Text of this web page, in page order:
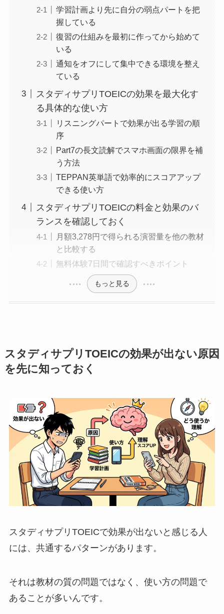
学習計画より先に自分の弱点パートを把
握している
復習の仕組みを最初に作ってから始めて
いる
通知をオフにして集中できる環境を整え
ている
スタディサプリTOEICの効果を最大化す
る具体的な使い方
リスニングパートで効果が出る学習の順
序
Part7の長文読解でスマホ画面の限界を補
う方法
TEPPAN英単語で効率的にスコアアップ
できる使い方
スタディサプリTOEICの料金と効果のバ
ランスを確認しておく
月額3,278円で得られる演習量を他の教材
と比較する
無料体験7日間で確認すべきポイント
もっと見る
スタディサプリTOEICの効果が出ない原因
を先に知っておく
スタディサプリTOEICで効果が出ないと感じる人
には、共通するパターンがあります。
それは教材の質の問題ではなく、使い方の問題で
あることが多いんです。